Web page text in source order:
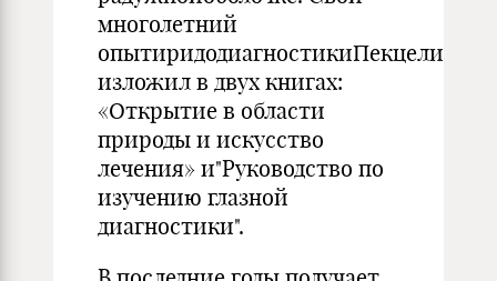
многолетний
опытиридодиагностикиПекцели
изложил в двух книгах:
«Открытие в области
природы и искусство
лечения» и"Руководство по
изучению глазной
диагностики".